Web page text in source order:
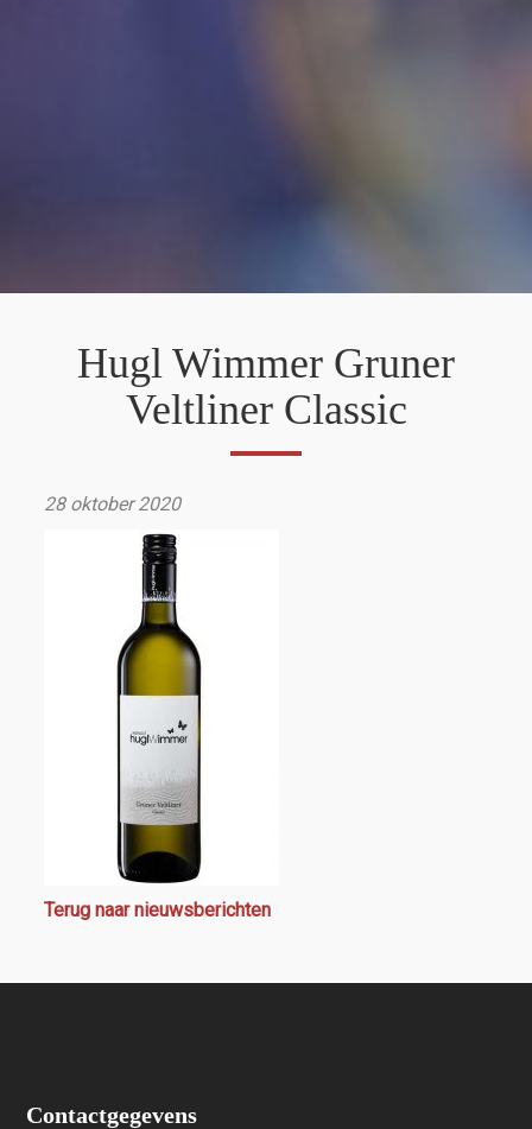
Hugl Wimmer Gruner
Veltliner Classic
28 oktober 2020
Terug naar nieuwsberichten
Contactgegevens